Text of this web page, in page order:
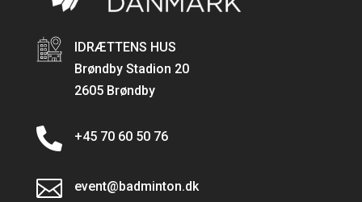
IDRÆTTENS HUS
Brøndby Stadion 20
2605 Brøndby
 +45 70 60 50 76
 event@badminton.dk